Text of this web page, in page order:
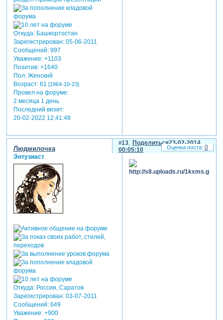
Откуда:Башкортостан
Зарегистрирован: 05-06-2011
Сообщений:997
Уважение: +1103
Позитив: +1640
Пол:Женский
Возраст:61 [1964-10-23]
Провел на форуме:
2 месяца 1 день
Последний визит:
20-02-2022 12:41:48
Поделиться
13
23-02-2014
00:05:10
Людмилочка
Энтузиаст
Откуда:Россия, Саратов
Зарегистрирован: 03-07-2011
Сообщений:649
Уважение: +900
0